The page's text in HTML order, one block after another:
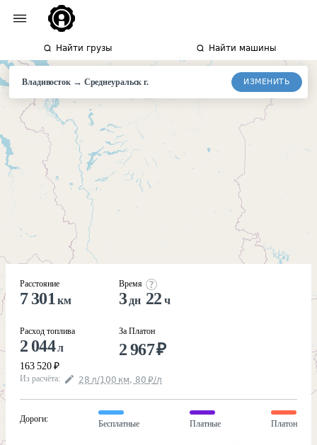
Найти грузы Найти машины
Владивосток→ Среднеуральскг. ИЗМЕНИТЬ
Расстояние
7 301 км
Расход топлива
2 044л
163 520 ₽
Время
3 дн 22 ч
За Платон
2 967₽
Из расчёта: 28 л/100 км, 80 ₽/л
Дороги:
Бесплатные Платные Платон